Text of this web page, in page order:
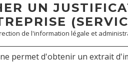
UN
de l'information légale et
permet d'obtenir un extrait